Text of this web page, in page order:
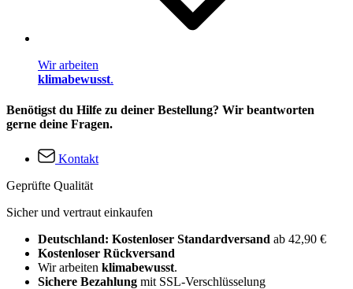
Wir arbeiten
klimabewusst.
Benötigst du Hilfe zu deiner Bestellung? Wir beantworten
gerne deine Fragen.
Kontakt
Geprüfte Qualität
Sicher und vertraut einkaufen
Deutschland: Kostenloser Standardversand ab 42,90 €
Kostenloser Rückversand
Wir arbeiten klimabewusst.
Sichere Bezahlung mit SSL-Verschlüsselung